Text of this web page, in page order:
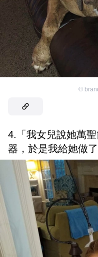
©
4.「我女兒說她萬
器，於是我給她做了